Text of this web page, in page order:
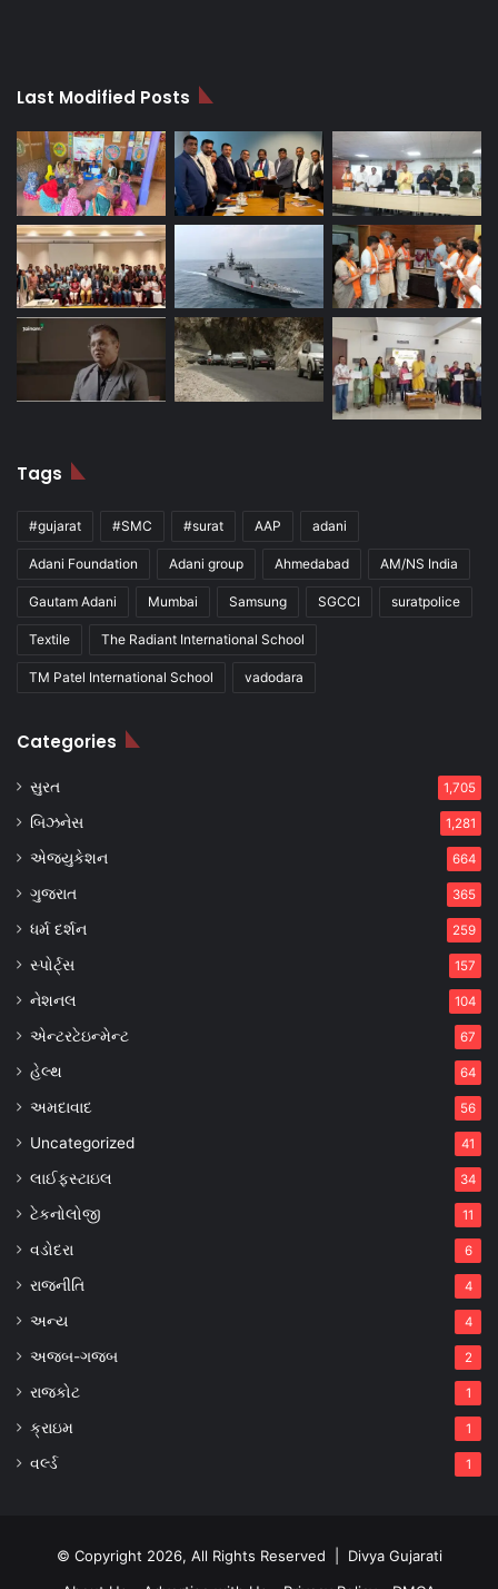
Last Modified Posts
Tags
#gujarat #SMC #surat AAP adani
Adani Foundation Adani group Ahmedabad AM/NS India
Gautam Adani Mumbai Samsung SGCCI suratpolice
Textile The Radiant International School
TM Patel International School vadodara
Categories
સુરત 1,705
બિઝનેસ 1,281
એજ્યુકેશન 664
ગુજરાત 365
ધર્મ દર્શન 259
સ્પોર્ટ્સ 157
નેશનલ 104
એન્ટરટેઇન્મેન્ટ 67
હેલ્થ 64
અમદાવાદ 56
Uncategorized 41
લાઈફસ્ટાઇલ 34
ટેકનોલોજી 11
વડોદરા 6
રાજનીતિ 4
અન્ય 4
અજબ-ગજબ 2
રાજકોટ 1
ક્રાઇમ 1
વર્લ્ડ 1
© Copyright 2026, All Rights Reserved | Divya Gujarati